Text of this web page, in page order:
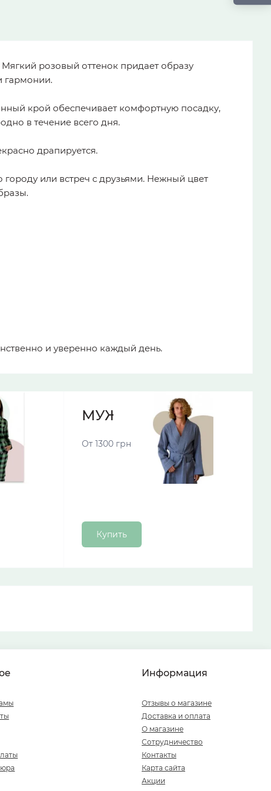
розовый оттенок придает образу
гармонии.
крой обеспечивает комфортную посадку,
в течение всего дня.
драпируется.
или встреч с друзьями. Нежный цвет
и уверенно каждый день.
МУЖСКИЕ ХАЛАТЫ
От 1300 грн
Купить
Информация
Отзывы о магазине
Доставка и оплата
О магазине
Сотрудничество
Контакты
Карта сайта
Акции